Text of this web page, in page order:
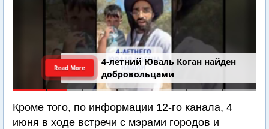
4-летний Юваль Коган найден
добровольцами
Read More
Кроме того, по информации 12-го канала, 4
июня в ходе встречи с мэрами городов и